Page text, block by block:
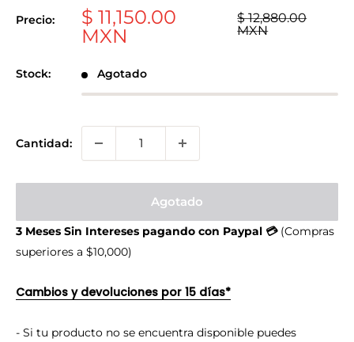
Precio:
Precio
de
$ 11,150.00
MXN
Precio
habitual
$ 12,880.00
MXN
Stock: Agotado
Cantidad:
Agotado
3 Meses Sin Intereses pagando con Paypal 💳 (Compras
superiores a $10,000)
Cambios y devoluciones por 15 días*
- Si tu producto no se encuentra disponible puedes